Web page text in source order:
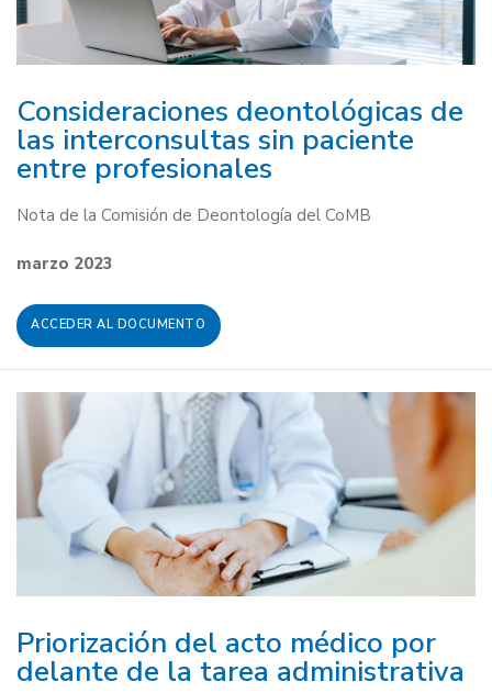
Consideraciones deontológicas de
las interconsultas sin paciente
entre profesionales
Nota de la Comisión de Deontología del CoMB
marzo 2023
ACCEDER AL DOCUMENTO
Priorización del acto médico por
delante de la tarea administrativa